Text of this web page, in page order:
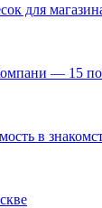
для
— 15
в